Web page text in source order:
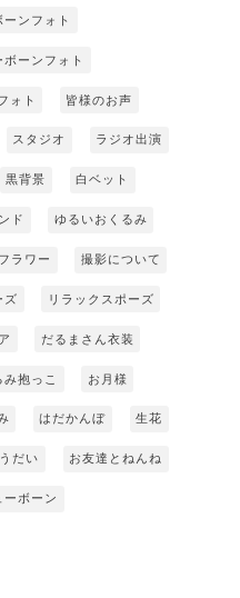
ーンフォト
ボーンフォト
ォト 皆様のお声
スタジオ ラジオ出演
黒背景 白ベット
ド ゆるいおくるみ
ラワー 撮影について
ズ リラックスポーズ
だるまさん衣装
抱っこ お月様
はだかんぼ 生花
だい お友達とねんね
ーボーン